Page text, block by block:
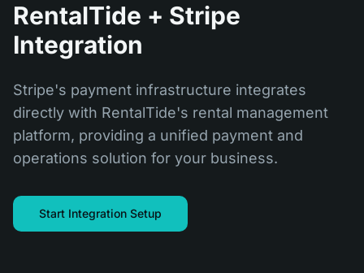
RentalTide + Stripe
Integration
Stripe's payment infrastructure integrates
directly with RentalTide's rental management
platform, providing a unified payment and
operations solution for your business.
Start Integration Setup